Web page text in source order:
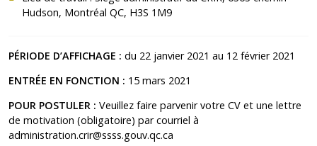
Hudson, Montréal QC, H3S 1M9
PÉRIODE D’AFFICHAGE : du 22 janvier 2021 au 12 février 2021
ENTRÉE EN FONCTION : 15 mars 2021
POUR POSTULER : Veuillez faire parvenir votre CV et une lettre
de motivation (obligatoire) par courriel à
administration.crir@ssss.gouv.qc.ca